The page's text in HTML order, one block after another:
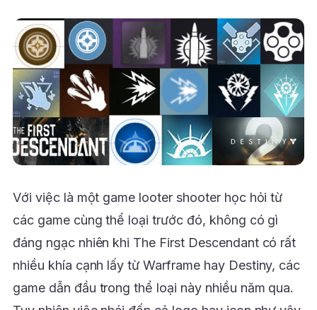
Với việc là một game looter shooter học hỏi từ
các game cùng thể loại trước đó, không có gì
đáng ngạc nhiên khi The First Descendant có rất
nhiều khía cạnh lấy từ Warframe hay Destiny, các
game dẫn đầu trong thể loại này nhiều năm qua.